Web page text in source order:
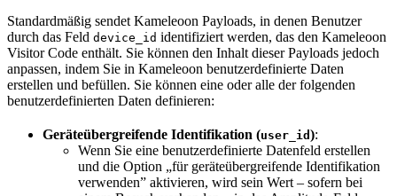
Standardmäßig sendet Kameleoon Payloads, in denen Benutzer
durch das Feld device_id identifiziert werden, das den Kameleoon
Visitor Code enthält. Sie können den Inhalt dieser Payloads jedoch
anpassen, indem Sie in Kameleoon benutzerdefinierte Daten
erstellen und befüllen. Sie können eine oder alle der folgenden
benutzerdefinierten Daten definieren:
Geräteübergreifende Identifikation (user_id ):
Wenn Sie eine benutzerdefinierte Datenfeld erstellen
und die Option „für geräteübergreifende Identifikation
verwenden” aktivieren, wird sein Wert – sofern bei